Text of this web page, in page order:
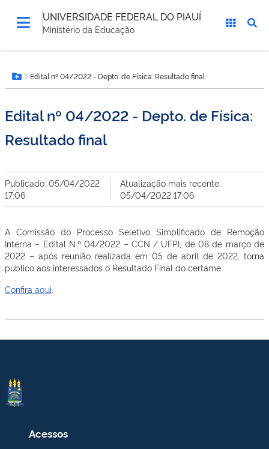
UNIVERSIDADE FEDERAL DO PIAUÍ
Ministério da Educação
está
aqui:Botão Menu
Edital nº 04/2022 - Depto. de Física: Resultado final
Edital nº 04/2022 - Depto. de Física:
Resultado final
Publicado: 05/04/2022
17:06
Atualização mais recente:
05/04/2022 17:06
A Comissão do Processo Seletivo Simplificado de Remoção
Interna – Edital N.º 04/2022 – CCN / UFPI, de 08 de março de
2022 – após reunião realizada em 05 de abril de 2022, torna
público aos interessados o Resultado Final do certame.
Confira aqui
Acessos